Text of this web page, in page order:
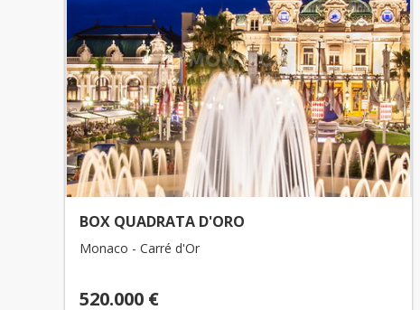
BOX QUADRATA D'ORO
Monaco - Carré d'Or
520.000 €